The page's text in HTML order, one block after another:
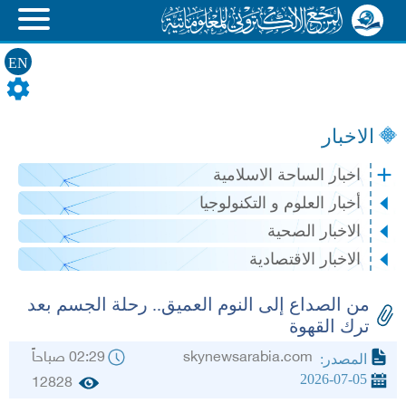
EN
الاخبار
اخبار الساحة الاسلامية
أخبار العلوم و التكنولوجيا
الاخبار الصحية
الاخبار الاقتصادية
من الصداع إلى النوم العميق.. رحلة الجسم بعد
ترك القهوة
المصدر: 02:29 صباحاً
2026-07-05
12828